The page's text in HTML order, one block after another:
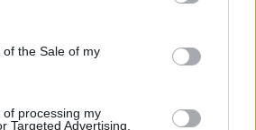
to Google and its third-party tags to
specified purposes in below Google
the Sale of my
processing my
Targeted Advertising.
που συμβαίνουν, στο